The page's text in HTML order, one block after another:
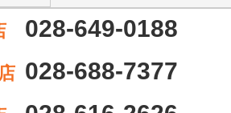
028-649-0188
028-688-7377